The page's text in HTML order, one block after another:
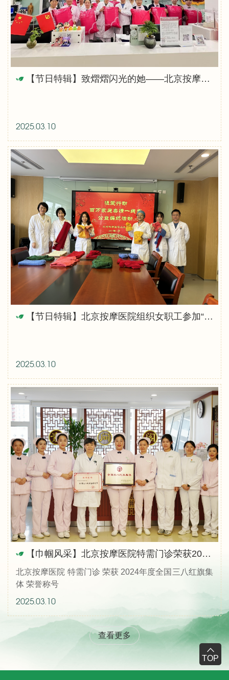
TOP
【节日特辑】致熠熠闪光的她——北京按摩医院欢庆“三八”国际妇女节
2025.03.10
【节日特辑】北京按摩医院组织女职工参加“恒爱行动——百万家庭亲情一线牵”爱心编织活动
2025.03.10
【巾帼风采】北京按摩医院特需门诊荣获2024年度全国三八红旗集体荣誉称号
北京按摩医院 特需门诊 荣获 2024年度全国三八红旗集
体 荣誉称号
2025.03.10
查看更多